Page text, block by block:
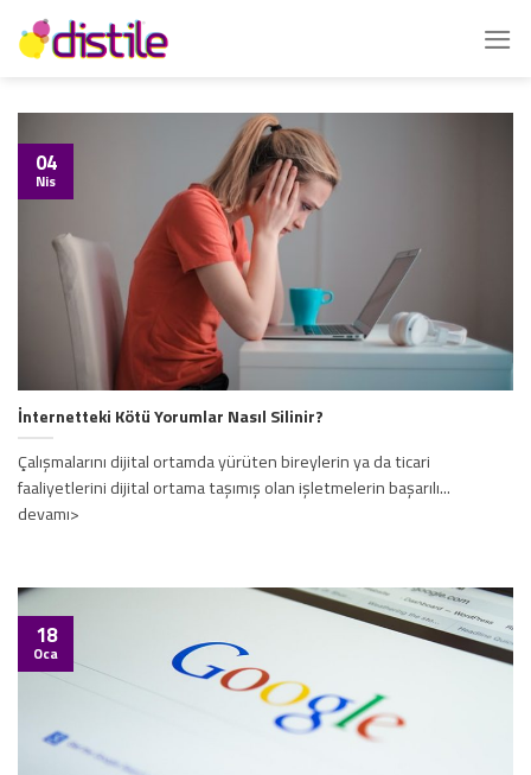
İçeriğe
atla
İnternetteki Kötü Yorumlar Nasıl Silinir?
Çalışmalarını dijital ortamda yürüten bireylerin ya da ticari
faaliyetlerini dijital ortama taşımış olan işletmelerin başarılı...
devamı>
04
Nis
18
Oca